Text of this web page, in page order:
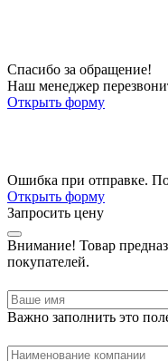
Спасибо за обращение!
Наш менеджер
Открыть форму
Ошибка при отправке.
Открыть форму
Запросить цену
Внимание! Товар
покупателей.
Важно заполнить это